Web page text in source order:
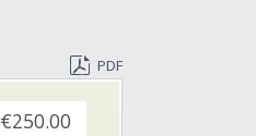
PDF
€250.00